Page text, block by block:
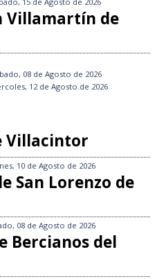
Villamartín de
08 de Agosto de 2026
12 de Agosto de 2026
Villacintor
10 de Agosto de 2026
San Lorenzo de
08 de Agosto de 2026
Bercianos del